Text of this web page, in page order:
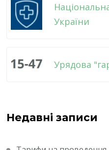
України
Урядова
Недавні записи